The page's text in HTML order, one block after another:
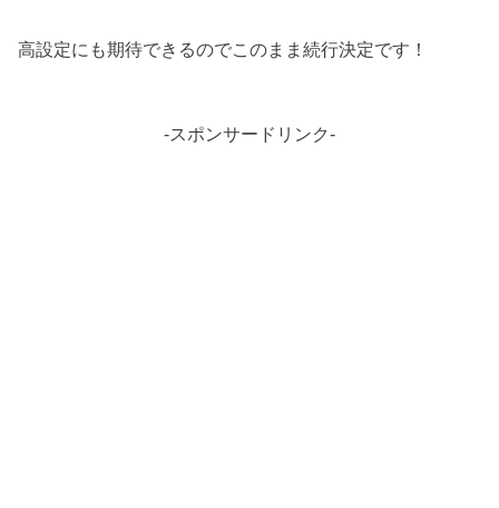
高設定にも期待できるのでこのまま続行決定です！
-スポンサードリンク-